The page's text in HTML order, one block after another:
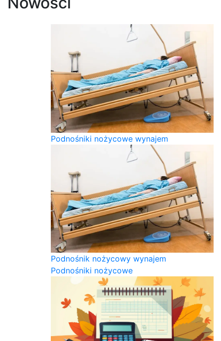
Podnośniki nożycowe wynajem
Podnośnik nożycowy wynajem
Podnośniki nożycowe